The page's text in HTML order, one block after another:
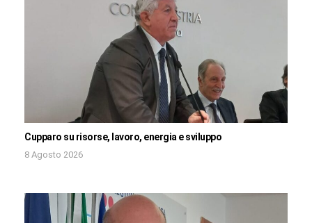
Cupparo su risorse, lavoro, energia e sviluppo
8 Agosto 2026